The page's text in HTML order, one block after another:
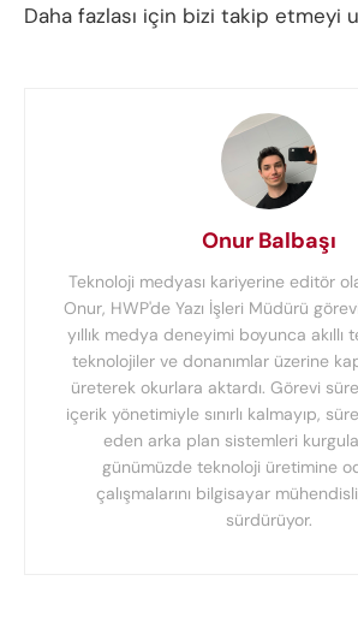
Daha fazlası için bizi takip etmeyi
Onur Balbaşı
Teknoloji medyası kariyerine editör
Onur, HWP'de Yazı İşleri Müdürü
yıllık medya deneyimi boyunca akıllı
teknolojiler ve donanımlar üzerine
üreterek okurlara aktardı. Görevi
içerik yönetimiyle sınırlı kalmayıp,
eden arka plan sistemleri
günümüzde teknoloji üretimine
çalışmalarını bilgisayar
sürdürüyor.